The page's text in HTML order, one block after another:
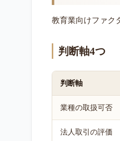
教育業向けファク
判断軸4つ
判断軸
業種の取扱可否
法人取引の評価